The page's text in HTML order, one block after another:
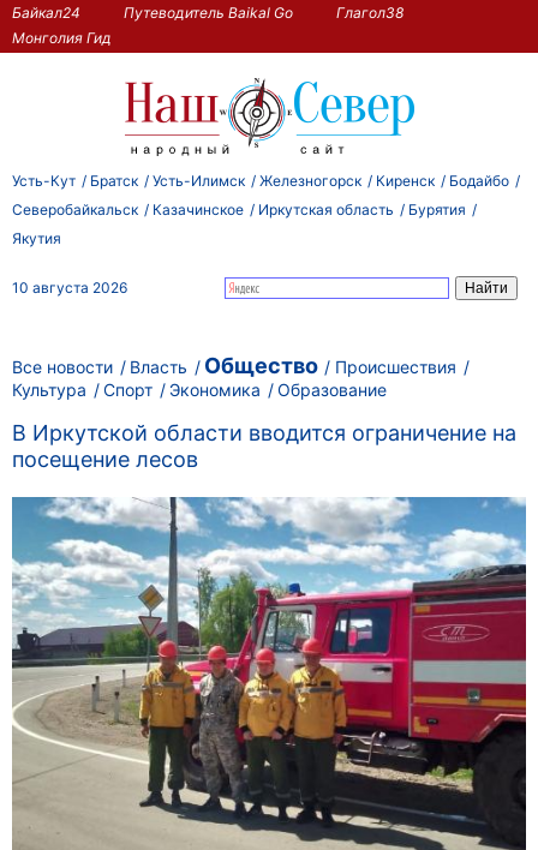
Байкал24 Путеводитель Baikal Go
Глагол38
Монголия Гид
Усть-Кут Братск Усть-Илимск Железногорск Киренск
Бодайбо
Северобайкальск
Казачинское Иркутская область
Бурятия
Якутия
10 августа 2026
Все новости Власть Общество
Происшествия
Культура
Спорт Экономика Образование
В Иркутской области вводится ограничение на
посещение лесов